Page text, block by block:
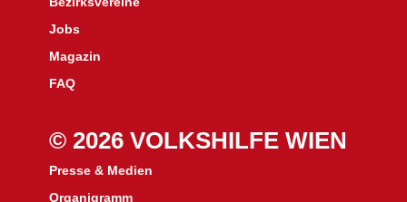
Jobs
Magazin
FAQ
© 2026 VOLKSHILFE WIEN
Presse & Medien
Organigramm